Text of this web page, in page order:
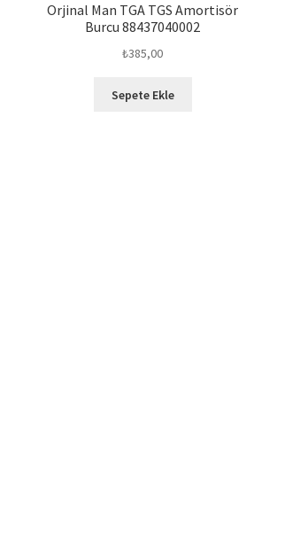
Orjinal Man TGA TGS Amortisör
Burcu 88437040002
₺385,00
Sepete Ekle